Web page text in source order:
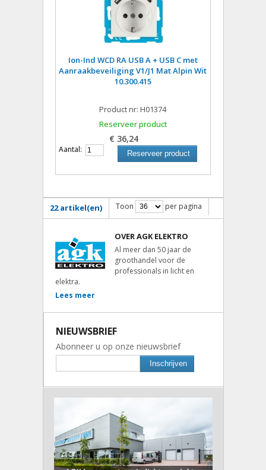
Ion-Ind WCD RA USB A + USB C met
Aanraakbeveiliging V1/J1 Mat Alpin Wit
10.300.415
Product nr: H01374
Reserveer product
€ 36,24
Aantal: Reserveer product
22 artikel(en) Toon per pagina
OVER AGK ELEKTRO
Al meer dan 50 jaar de
groothandel voor de
professionals in licht en
elektra.
Lees meer
NIEUWSBRIEF
Abonneer u op onze nieuwsbrief
Inschrijven